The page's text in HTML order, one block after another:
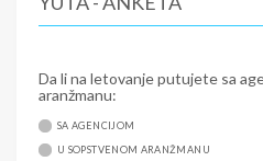
Da li na letovanje putujete sa
aranžmanu:
SA AGENCIJOM
U SOPSTVENOM ARANŽMANU